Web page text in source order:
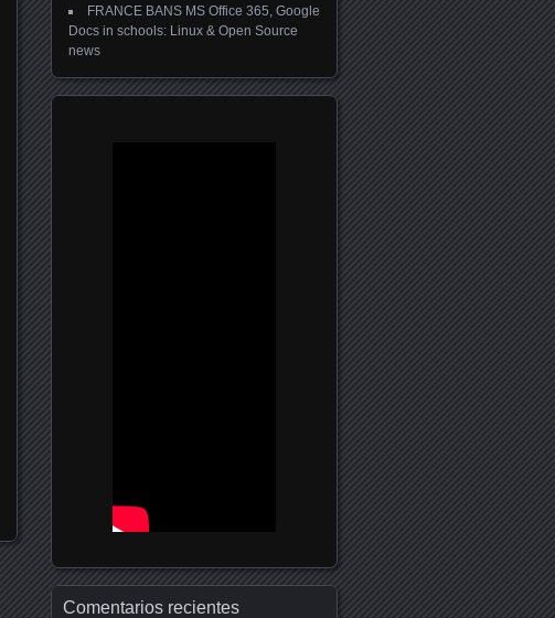
FRANCE BANS MS Office 365, Google
Docs in schools: Linux & Open Source
news
Comentarios recientes